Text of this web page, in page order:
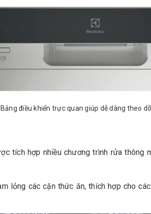
Bảng điều khiển trực quan giúp dễ dàng theo
tích hợp nhiều chương trình rửa thông
lỏng các cặn thức ăn, thích hợp cho